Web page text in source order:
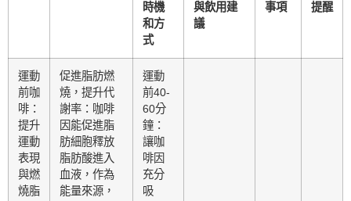
時機
和方
式
與飲用建
議
事項
提醒
運動
前咖
啡：
提升
運動
表現
與燃
燒脂
促進脂肪燃
燒，提升代
謝率：咖啡
因能促進脂
肪細胞釋放
脂肪酸進入
血液，作為
能量來源，
運動
前40-
60分
鐘：
讓咖
啡因
充分
吸